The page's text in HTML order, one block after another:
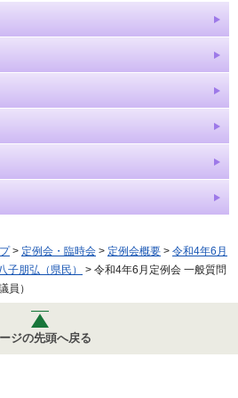
> 定例会・臨時会 > 定例会概要 > 令和4年6月
子朋弘（県民）
> 令和4年6月定例会 一般質問
員）
ジの先頭へ戻る